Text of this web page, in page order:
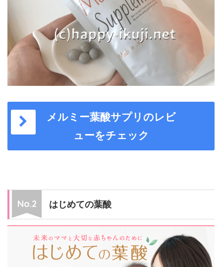
メルミー葉酸サプリのレビ
ューをチェック
はじめての葉酸